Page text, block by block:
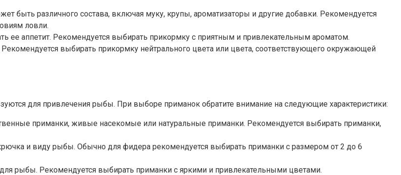
быть различного состава, включая муку, крупы, ароматизаторы и другие добавки. Рекомендуется
ловли.
ее аппетит. Рекомендуется выбирать прикормку с приятным и привлекательным ароматом.
выбирать прикормку нейтрального цвета или цвета, соответствующего окружающей
для привлечения рыбы. При выборе приманок обратите внимание на следующие характеристики:
приманки, живые насекомые или натуральные приманки. Рекомендуется выбирать приманки,
и виду рыбы. Обычно для фидера рекомендуется выбирать приманки с размером от 2 до 6
рыбы. Рекомендуется выбирать приманки с яркими и привлекательными цветами.